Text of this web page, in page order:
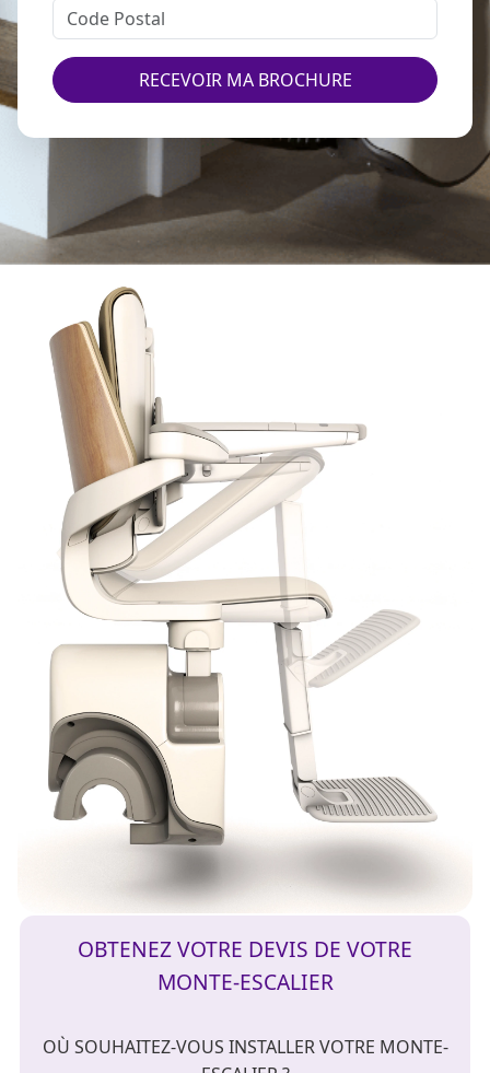
RECEVOIR MA BROCHURE
OBTENEZ VOTRE DEVIS DE VOTRE
MONTE-ESCALIER
OÙ SOUHAITEZ-VOUS INSTALLER VOTRE MONTE-